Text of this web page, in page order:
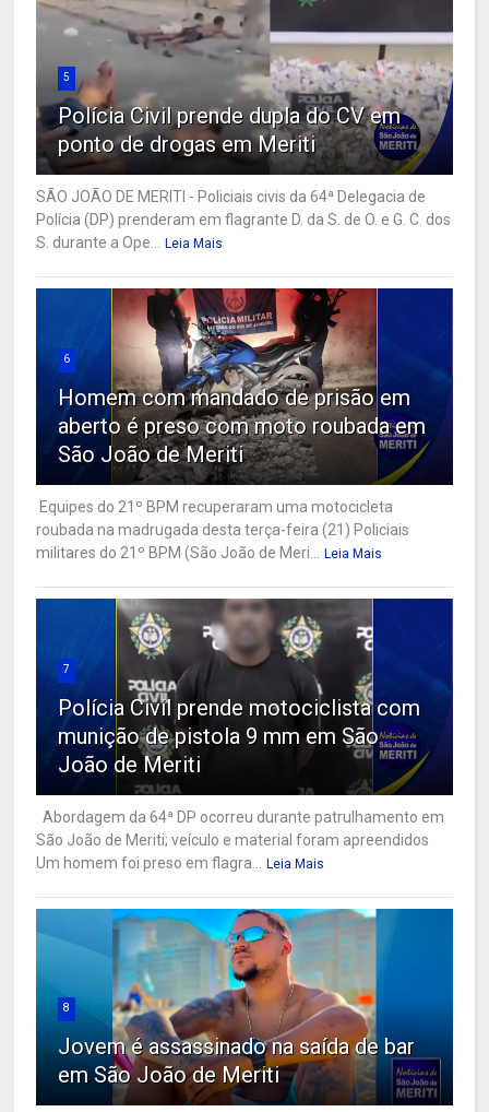
5
Polícia Civil prende dupla do CV em
ponto de drogas em Meriti
SÃO JOÃO DE MERITI - Policiais civis da 64ª Delegacia de
Polícia (DP) prenderam em flagrante D. da S. de O. e G. C. dos
S. durante a Ope... Leia Mais
6
Homem com mandado de prisão em
aberto é preso com moto roubada em
São João de Meriti
Equipes do 21º BPM recuperaram uma motocicleta
roubada na madrugada desta terça-feira (21) Policiais
militares do 21º BPM (São João de Meri... Leia Mais
7
Polícia Civil prende motociclista com
munição de pistola 9 mm em São
João de Meriti
Abordagem da 64ª DP ocorreu durante patrulhamento em
São João de Meriti; veículo e material foram apreendidos
Um homem foi preso em flagra... Leia Mais
8
Jovem é assassinado na saída de bar
em São João de Meriti